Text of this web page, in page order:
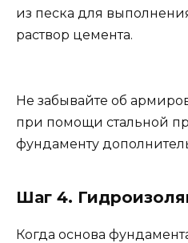
из песка для
раствор цемента.
Не забывайте об
при помощи стальной
фундаменту
Шаг 4.
Когда основа